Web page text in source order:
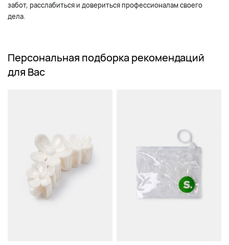
забот, расслабиться и довериться профессионалам своего
дела.
Персональная подборка рекомендаций
для Вас